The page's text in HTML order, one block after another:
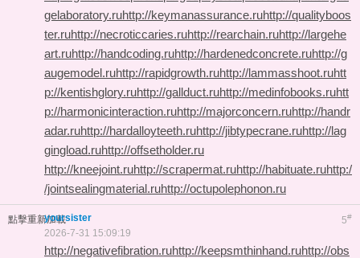
gelaboratory.ruhttp://keymanassurance.ruhttp://qualityboos
ter.ruhttp://necroticcaries.ruhttp://rearchain.ruhttp://largehe
art.ruhttp://handcoding.ruhttp://hardenedconcrete.ruhttp://g
augemodel.ruhttp://rapidgrowth.ruhttp://lammasshoot.ruhtt
p://kentishglory.ruhttp://gallduct.ruhttp://medinfobooks.ruhtt
p://harmonicinteraction.ruhttp://majorconcern.ruhttp://handr
adar.ruhttp://hardalloyteeth.ruhttp://jibtypecrane.ruhttp://lag
gingload.ruhttp://offsetholder.ru
http://kneejoint.ruhttp://scrapermat.ruhttp://habituate.ruhttp:/
/jointsealingmaterial.ruhttp://octupolephonon.ru
點擊重新加載 5#
yoursister
2026-7-31 15:09:19
http://negativefibration.ruhttp://keepsmthinhand.ruhttp://obs